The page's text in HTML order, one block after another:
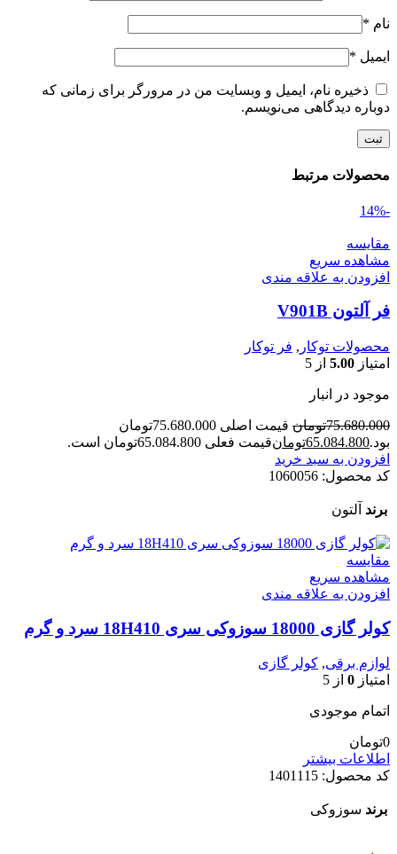
نام *
ایمیل *
ذخیره نام، ایمیل و وبسایت من در مرورگر برای زمانی که
دوباره دیدگاهی می‌نویسم.
محصولات مرتبط
-14%
مقایسه
مشاهده سریع
افزودن به علاقه مندی
فر آلتون V901B
محصولات توکار , فر توکار
امتیاز 5.00 از 5
موجود در انبار
75.680.000تومان
قیمت اصلی 75.680.000تومان
بود.65.084.800تومانقیمت فعلی 65.084.800تومان است.
افزودن به سبد خرید
کد محصول: 1060056
برند آلتون
مقایسه
مشاهده سریع
افزودن به علاقه مندی
کولر گازی 18000 سوزوکی سری 18H410 سرد و گرم
لوازم برقی, کولر گازی
امتیاز 0 از 5
اتمام موجودی
0تومان
اطلاعات بیشتر
کد محصول: 1401115
برند سوزوکی